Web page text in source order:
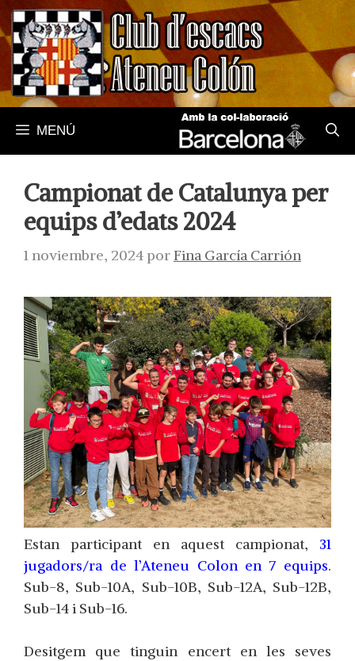
Saltar
al
contenido
MENÚ
Campionat de Catalunya per
equips d’edats 2024
1 noviembre, 2024porFina García Carrión
Estan participant en aquest campionat, 31
jugadors/ra de l’Ateneu Colon en 7 equips.
Sub-8, Sub-10A, Sub-10B, Sub-12A, Sub-12B,
Sub-14 i Sub-16.
Desitgem que tinguin encert en les seves